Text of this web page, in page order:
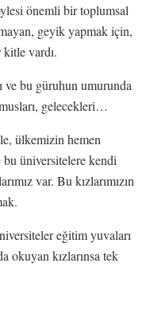
önemli bir toplumsal
geyik yapmak için,
vardı.
ve bu güruhun umurunda
gelecekleri…
ülkemizin hemen
üniversitelere kendi
var. Bu kızlarımızın
eğitim yuvaları
okuyan kızlarınsa tek